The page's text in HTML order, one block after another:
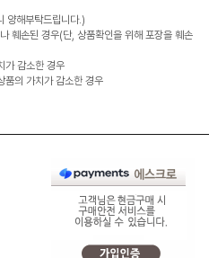
양해부탁드립니다.)
훼손된 경우(단, 상품확인을 위해 포장을 훼손
가 감소한 경우
품의 가치가 감소한 경우